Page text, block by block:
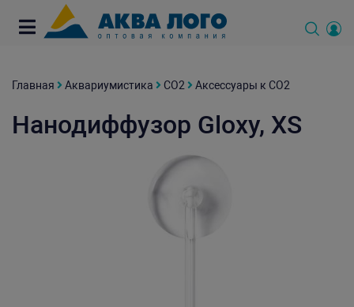
Главная Аквариумистика СО2 Аксессуары к СО2
Нанодиффузор Gloxy, XS